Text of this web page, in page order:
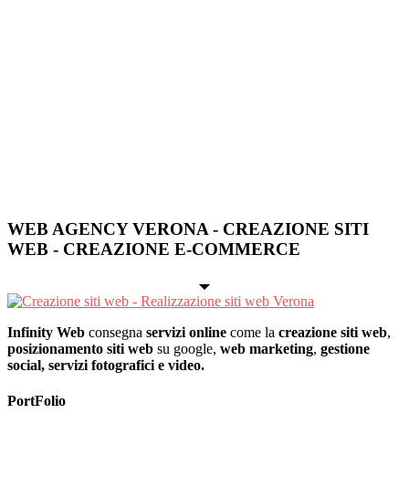
WEB AGENCY VERONA - CREAZIONE SITI
WEB - CREAZIONE E-COMMERCE
Infinity Web consegna servizi online come la creazione siti web,
posizionamento siti web su google, web marketing, gestione
social, servizi fotografici e video.
PortFolio